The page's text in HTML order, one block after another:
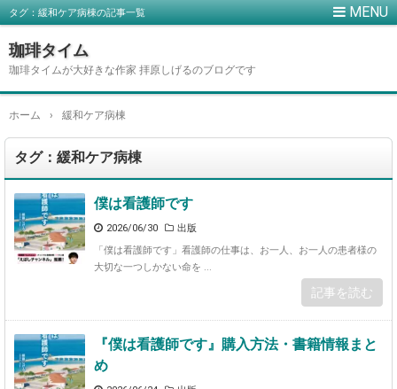
タグ：緩和ケア病棟の記事一覧
珈琲タイム
珈琲タイムが大好きな作家 拝原しげるのブログです
ホーム › 緩和ケア病棟
タグ：緩和ケア病棟
僕は看護師です
2026/06/30
出版
「僕は看護師です」看護師の仕事は、お一人、お一人の患者様の
大切な一つしかない命を ...
記事を読む
『僕は看護師です』購入方法・書籍情報まと
め